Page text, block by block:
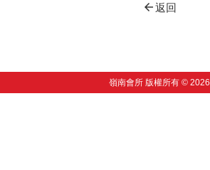
arrow_back返回
嶺南會所 版權所有 © 2026